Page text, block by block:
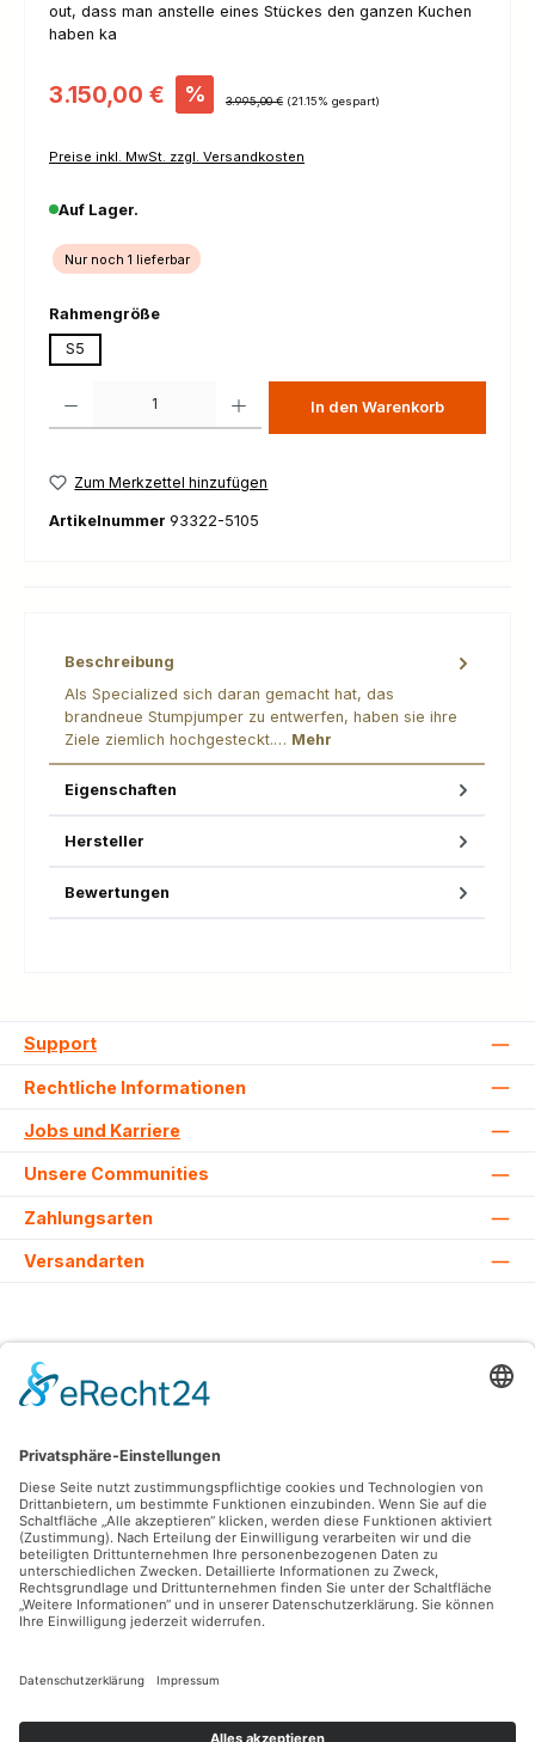
out, dass man anstelle eines Stückes den ganzen Kuchen
haben ka
Verkaufspreis:
3.150,00 € % Regulärer Preis:
3.995,00 € (21.15% gespart)
Preise inkl. MwSt. zzgl. Versandkosten
Auf Lager.
Nur noch 1 lieferbar
Rahmengrößeauswählen
S5
In den Warenkorb
Zum Merkzettel hinzufügen
Artikelnummer 93322-5105
Beschreibung
Als Specialized sich daran gemacht hat, das
brandneue Stumpjumper zu entwerfen, haben sie ihre
Ziele ziemlich hochgesteckt.… Mehr
Eigenschaften
Hersteller
Bewertungen
Support
Rechtliche Informationen
Jobs und Karriere
Unsere Communities
Zahlungsarten
Versandarten
Alle Preise inkl. gesetzl. Mehrwertsteuer zzgl.
und ggf.
Nachnahmegebühren, wenn nicht anders angegeben.
© 2026 Lovehurts Bikes - Alle Rechte vorbehalten. Theme by